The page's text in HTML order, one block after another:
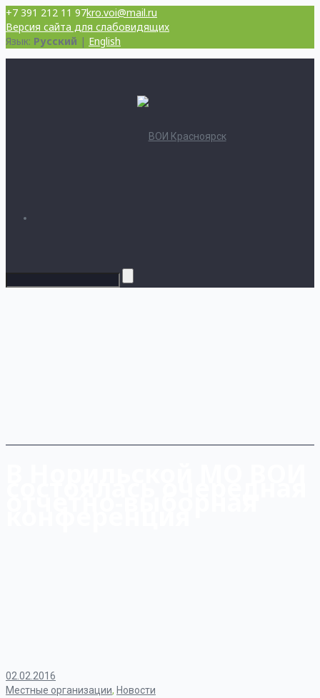
+7 391 212 11 97kro.voi@mail.ru
Версия сайта для слабовидящих
Язык: Русский | English
02.02.2016
Местные организации, Новости